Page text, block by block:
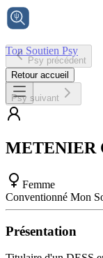
Ton Soutien Psy
Accueil
Psy précédent
Retour accueil
Psy suivant
METENIER
Femme
Conventionné Mon
Présentation